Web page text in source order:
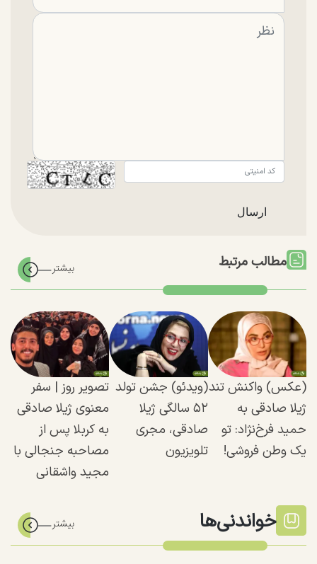
مطالب مرتبط
(عکس) واکنش تند
ژیلا صادقی به
حمید فرخ‌نژاد: تو
یک وطن فروشی!
(ویدئو) جشن تولد
۵۲ سالگی ژیلا
صادقی، مجری
تلویزیون
تصویر روز | سفر
معنوی ژیلا صادقی
به کربلا پس از
مصاحبه جنجالی با
مجید واشقانی
خواندنی‌ها